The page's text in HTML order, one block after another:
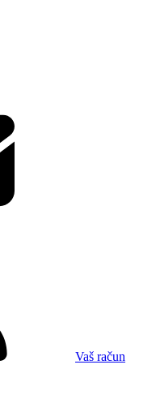
Vaš račun